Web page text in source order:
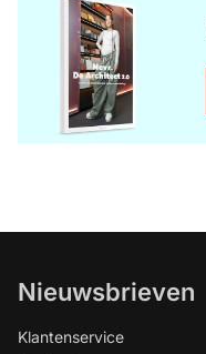
Nieuwsbrieven
Klantenservice